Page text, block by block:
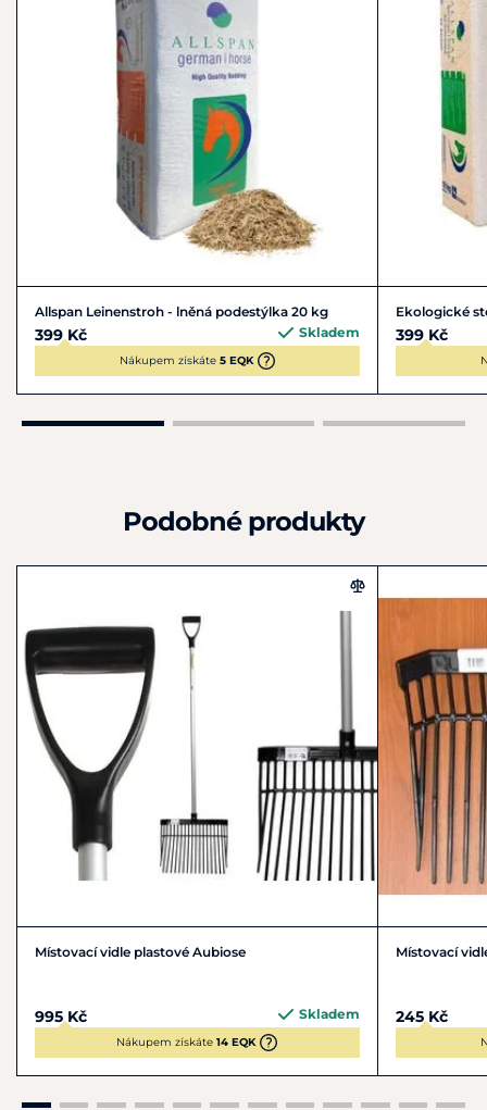
Allspan Leinenstroh - lněná podestýlka 20 kg
399 Kč Skladem
Nákupem získáte 5 EQK
Ekologické
399 Kč
Podobné produkty
Místovací vidle plastové Aubiose
995 Kč Skladem
Nákupem získáte14 EQK
Místovací
245 Kč